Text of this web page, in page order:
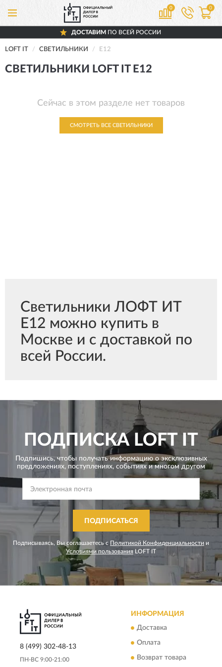
0 0
ДОСТАВИМ ПО ВСЕЙ РОССИИ
LOFT IT СВЕТИЛЬНИКИ E12
СВЕТИЛЬНИКИ LOFT IT E12
Сейчас в этом разделе нет товаров
СМОТРЕТЬ ВСЕ СВЕТИЛЬНИКИ
Светильники ЛОФТ ИТ
E12 можно купить в
Москве и с доставкой по
всей России.
ПОДПИСКА LOFT IT
Подпишись, чтобы получать информацию о эксклюзивных
предложениях, поступлениях, событиях и многом другом
ПОДПИСАТЬСЯ
Подписываясь, Вы соглашаетесь с Политикой Конфиденциальности и
Условиями пользования LOFT IT
8 (499) 302-48-13
ПН-ВС 9:00-21:00
ИНФОРМАЦИЯ
Доставка
Оплата
Возврат товара